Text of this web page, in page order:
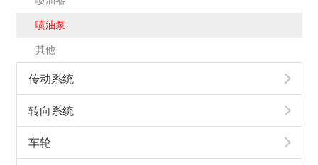
喷油泵
其他
传动系统
转向系统
车轮